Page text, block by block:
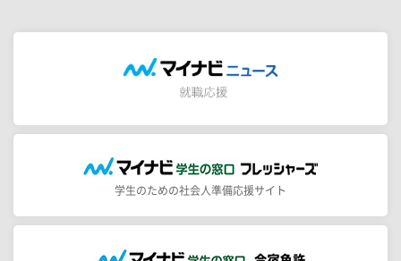
学生のための社会人準備応援サイト